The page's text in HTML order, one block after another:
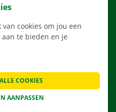
VRAGEN
cookies om jou een
te bieden en je
AANPASSEN
COOKIES